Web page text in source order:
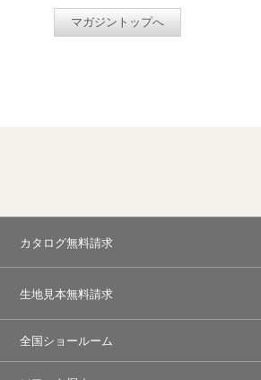
マガジントップへ
カタログ無料請求
生地見本無料請求
全国ショールーム